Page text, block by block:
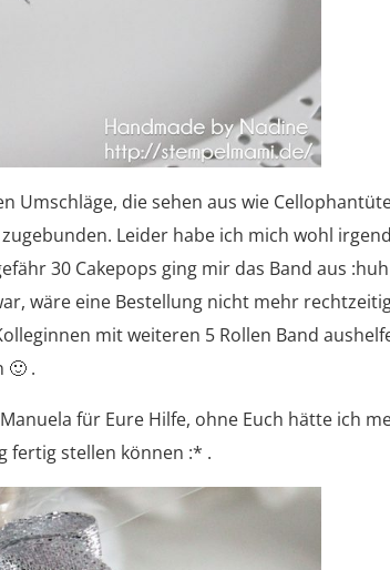
Umschläge, die sehen aus wie
Leider habe ich mich wohl
30 Cakepops ging mir das Band aus
wäre eine Bestellung nicht mehr
mit weiteren 5 Rollen Band
🙂 .
für Eure Hilfe, ohne Euch hätte ich
fertig stellen können :* .